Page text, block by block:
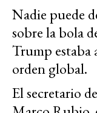
Nadie puede
sobre la bola
Trump estaba
orden global.
El secretario